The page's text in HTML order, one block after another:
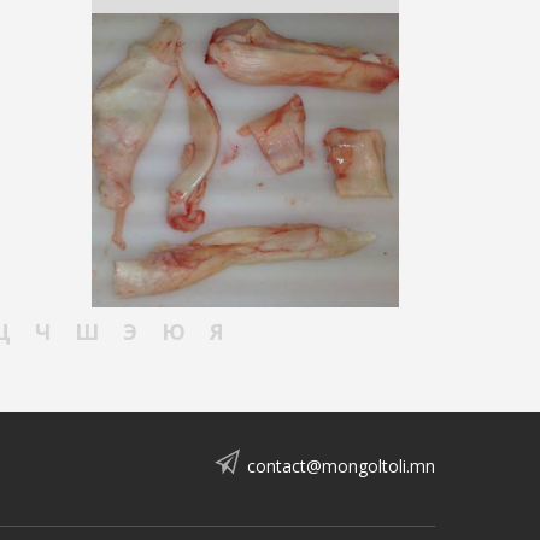
Ч Ш Э Ю Я
contact@mongoltoli.mn